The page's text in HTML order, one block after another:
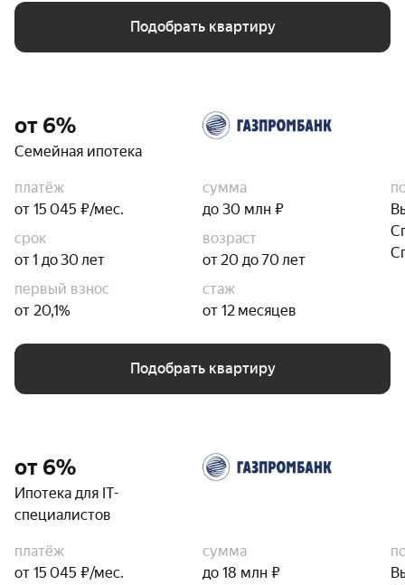
Подобрать квартиру
от 6%
Семейная ипотека
платёж
от 15 045 ₽/мес.
сумма
до 30 млн ₽
срок
от 1 до 30 лет
возраст
от 20 до 70 лет
первый взнос
от 20,1%
стаж
от 12 месяцев
Подобрать квартиру
от 6%
Ипотека для IT-
специалистов
платёж
от 15 045 ₽/мес.
сумма
до 18 млн ₽